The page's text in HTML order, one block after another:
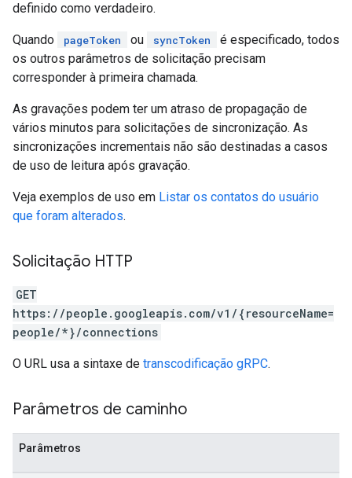
definido como verdadeiro.
Quando pageToken ou syncToken
é especificado, todos
os outros parâmetros de solicitação precisam
corresponder à primeira chamada.
As gravações podem ter um atraso de propagação de
vários minutos para solicitações de sincronização. As
sincronizações incrementais não são destinadas a casos
de uso de leitura após gravação.
Veja exemplos de uso em Listar os contatos do usuário
que foram alterados.
Solicitação HTTP
GET
https://people.googleapis.com/v1/{resourceName=
people/*}/connections
O URL usa a sintaxe de transcodificação gRPC.
Parâmetros de caminho
Parâmetros